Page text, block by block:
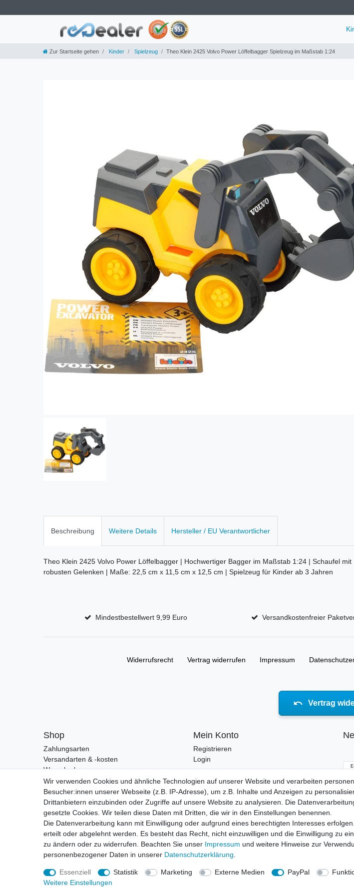
Zur Startseite gehen Kinder Spielzeug Theo Klein 2425 Volvo Power Löffelbagger Spielzeug im Maßstab 1:24
Beschreibung Weitere Details Hersteller / EU Verantwortlicher
Theo Klein 2425 Volvo Power Löffelbagger | Hochwertiger Bagger im Maßstab 1:24 | Schaufel mit
robusten Gelenken | Maße: 22,5 cm x 11,5 cm x 12,5 cm | Spielzeug für Kinder ab 3 Jahren
Mindestbestellwert 9,99 Euro Versandkostenfreier
Widerrufs­recht Vertrag widerrufen Impressum
Vertrag
Shop
Zahlungsarten
Versandarten & -kosten
Warenkorb
Zur Kasse
Mein Konto
Registrieren
Login
Wir verwenden Cookies und ähnliche Technologien auf unserer Website und verarbeiten
Besucher:innen unserer Webseite (z.B. IP-Adresse), um z.B. Inhalte und Anzeigen zu
Drittanbietern einzubinden oder Zugriffe auf unsere Website zu analysieren. Die
gesetzte Cookies. Wir teilen diese Daten mit Dritten, die wir in den Einstellungen benennen.
Die Datenverarbeitung kann mit Einwilligung oder aufgrund eines berechtigten Interesses
erteilt oder abgelehnt werden. Es besteht das Recht, nicht einzuwilligen und die Einwilligung zu
zu ändern oder zu widerrufen. Beachten Sie unser Impressum und weitere Hinweise zur
personenbezogener Daten in unserer Daten­schutz­erklärung
Essenziell Statistik Marketing Externe Medien PayPal
Weitere Einstellungen